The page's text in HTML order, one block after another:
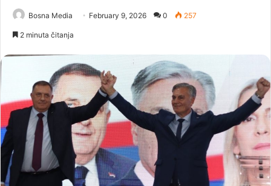
Bosna Media February 9, 2026 0 257
2 minuta čitanja